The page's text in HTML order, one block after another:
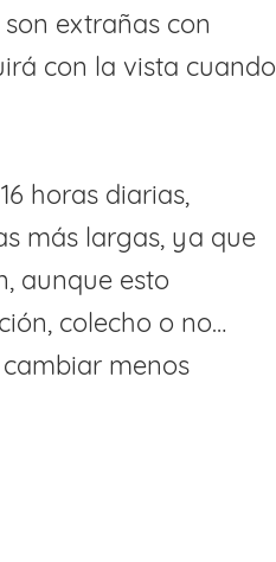
extrañas con
con la vista cuando
horas diarias,
más largas, ya que
aunque esto
colecho o no…
menos